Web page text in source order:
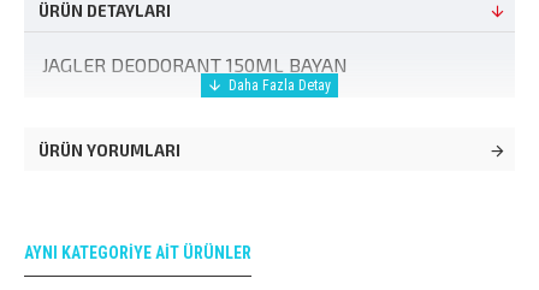
ÜRÜN DETAYLARI
JAGLER DEODORANT 150ML BAYAN
ÜRÜN YORUMLARI
AYNI KATEGORIYE AIT ÜRÜNLER